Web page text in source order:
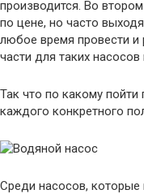
производится. Во
по цене, но часто
любое время провести и
части для таких
Так что по какому
каждого конкретного
Среди насосов, которые